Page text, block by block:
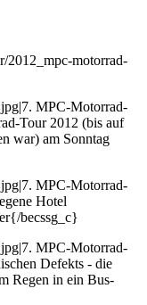
2012_mpc-motorrad-
MPC-Motorrad-
Tour 2012 (bis auf
war) am Sonntag
MPC-Motorrad-
Hotel
becssg_c}
MPC-Motorrad-
Defekts - die
Regen in ein Bus-